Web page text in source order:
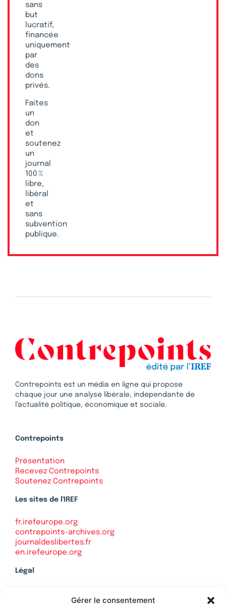
Gérer le consentement
sans
but
lucratif,
financée
uniquement
par
des
dons
privés.
Faites
un
don
et
soutenez
un
journal
100 %
libre,
libéral
et
sans
subvention
publique.
Contrepoints est un média en ligne qui propose
chaque jour une analyse libérale, indépendante de
l’actualité politique, économique et sociale.
Contrepoints
Présentation
Recevez Contrepoints
Soutenez Contrepoints
Les sites de l'IREF
fr.irefeurope.org
contrepoints-archives.org
journaldeslibertes.fr
en.irefeurope.org
Légal
Politique de confidentialité